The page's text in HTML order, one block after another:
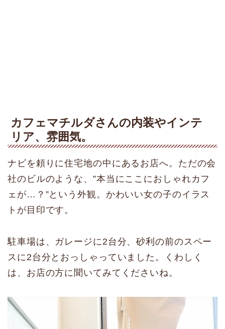
カフェマチルダさんの内装やインテ
リア、雰囲気。
ナビを頼りに住宅地の中にあるお店へ。ただの会
社のビルのような、”本当にここにおしゃれカフ
ェが…？”という外観。かわいい女の子のイラス
トが目印です。
駐車場は、ガレージに2台分、砂利の前のスペー
スに2台分とおっしゃっていました。くわしく
は、お店の方に聞いてみてくださいね。